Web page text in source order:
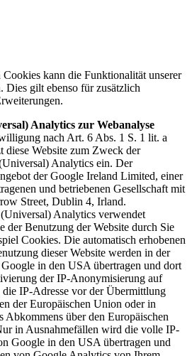
kann die Funktionalität unserer
Dies gilt ebenso für zusätzlich
Analytics zur Webanalyse
nach Art. 6 Abs. 1 S. 1 lit. a
diese Website zum Zweck der
Analytics ein. Der
der Google Ireland Limited, einer
und betriebenen Gesellschaft mit
Street, Dublin 4, Irland.
Analytics verwendet
der Benutzung der Website durch Sie
Cookies. Die automatisch erhobenen
dieser Website werden in der
in den USA übertragen und dort
der IP-Anonymisierung auf
IP-Adresse vor der Übermittlung
der Europäischen Union oder in
Abkommens über den Europäischen
in Ausnahmefällen wird die volle IP-
Google in den USA übertragen und